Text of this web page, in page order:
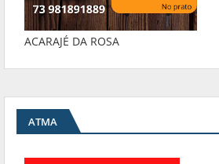
ACARAJÉ DA ROSA
ATMA